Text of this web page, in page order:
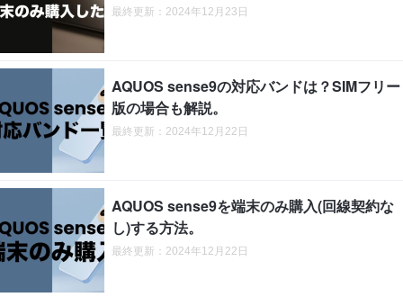
最終更新：2024年12月23日
AQUOS sense9の対応バンドは？SIMフリー
版の場合も解説。
最終更新：2024年12月22日
AQUOS sense9を端末のみ購入(回線契約な
し)する方法。
最終更新：2024年12月22日